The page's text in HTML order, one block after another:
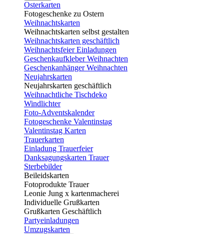
Osterkarten
Fotogeschenke zu Ostern
Weihnachtskarten
Weihnachtskarten selbst gestalten
Weihnachtskarten geschäftlich
Weihnachtsfeier Einladungen
Geschenkaufkleber Weihnachten
Geschenkanhänger Weihnachten
Neujahrskarten
Neujahrskarten geschäftlich
Weihnachtliche Tischdeko
Windlichter
Foto-Adventskalender
Fotogeschenke Valentinstag
Valentinstag Karten
Trauerkarten
Einladung Trauerfeier
Danksagungskarten Trauer
Sterbebilder
Beileidskarten
Fotoprodukte Trauer
Leonie Jung x kartenmacherei
Individuelle Grußkarten
Grußkarten Geschäftlich
Partyeinladungen
Umzugskarten